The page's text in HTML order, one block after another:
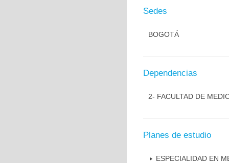
Sedes
BOGOTÁ
Dependencias
2- FACULTAD DE
Planes de estudio
ESPECIALIDAD EN